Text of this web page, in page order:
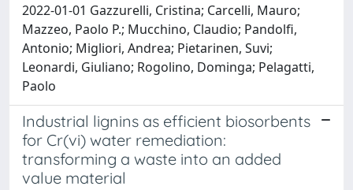
2022-01-01 Gazzurelli, Cristina; Carcelli, Mauro;
Mazzeo, Paolo P.; Mucchino, Claudio; Pandolfi,
Antonio; Migliori, Andrea; Pietarinen, Suvi;
Leonardi, Giuliano; Rogolino, Dominga; Pelagatti,
Paolo
Industrial lignins as efficient biosorbents
for Cr(vi) water remediation:
transforming a waste into an added
value material